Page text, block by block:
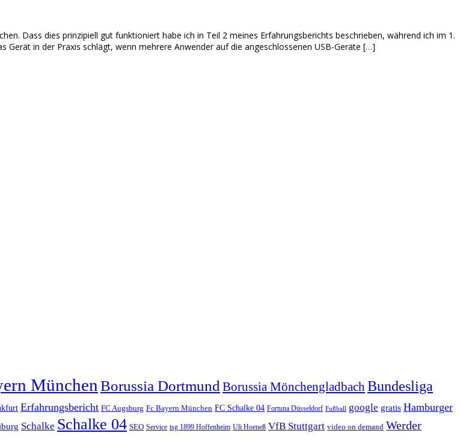
Dass dies prinzipiell gut funktioniert habe ich in Teil 2 meines Erfahrungsberichts beschrieben, während ich im 1.
in der Praxis schlägt, wenn mehrere Anwender auf die angeschlossenen USB-Geräte […]
München Borussia Dortmund Borussia MönchengladbachBundesliga
Erfahrungsbericht FC Augsburg Fc Bayern München FC Schalke 04 Fortuna Düsseldorf Fußball google gratis Hamburger
Schalke Schalke 04 SEO Service tsg 1899 Hoffenheim Uli Hoeneß VfB Stuttgart video on demand Werder